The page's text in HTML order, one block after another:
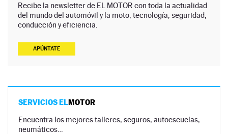
Recibe la newsletter de EL MOTOR con toda la actualidad
del mundo del automóvil y la moto, tecnología, seguridad,
conducción y eficiencia.
APÚNTATE
SERVICIOS ELMOTOR
Encuentra los mejores talleres, seguros, autoescuelas,
neumáticos…